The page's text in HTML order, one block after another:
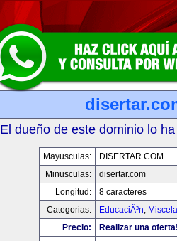
El dueño de este dominio lo
Mayusculas:
DISERTAR.COM
Minusculas:
disertar.com
Longitud:
8 caracteres
Categorias:
EducaciÃ³n,
Precio:
Realizar una